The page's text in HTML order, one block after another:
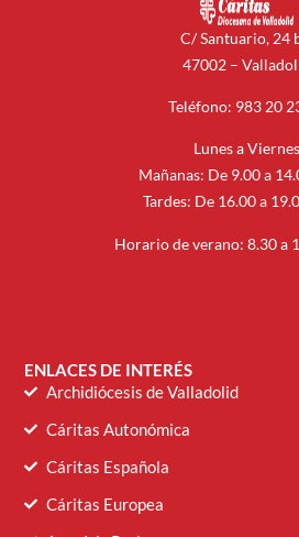
C/ Santuario, 24
47002 –
Teléfono: 983 20
Lunes a Viernes
Mañanas: De 9.00 a
Tardes: De 16.00 a
Horario de verano: 8.30 a
ENLACES DE INTERÉS
Archidiócesis de Valladolid
Cáritas Autonómica
Cáritas Española
Cáritas Europea